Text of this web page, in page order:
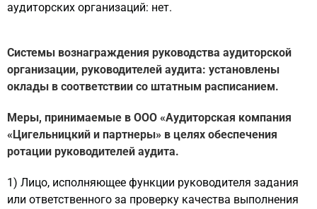
аудиторских организаций: нет.
Системы вознаграждения руководства аудиторской
организации, руководителей аудита: установлены
оклады в соответствии со штатным расписанием.
Меры, принимаемые в ООО «Аудиторская компания
«Цигельницкий и партнеры» в целях обеспечения
ротации руководителей аудита.
1) Лицо, исполняющее функции руководителя задания
или ответственного за проверку качества выполнения